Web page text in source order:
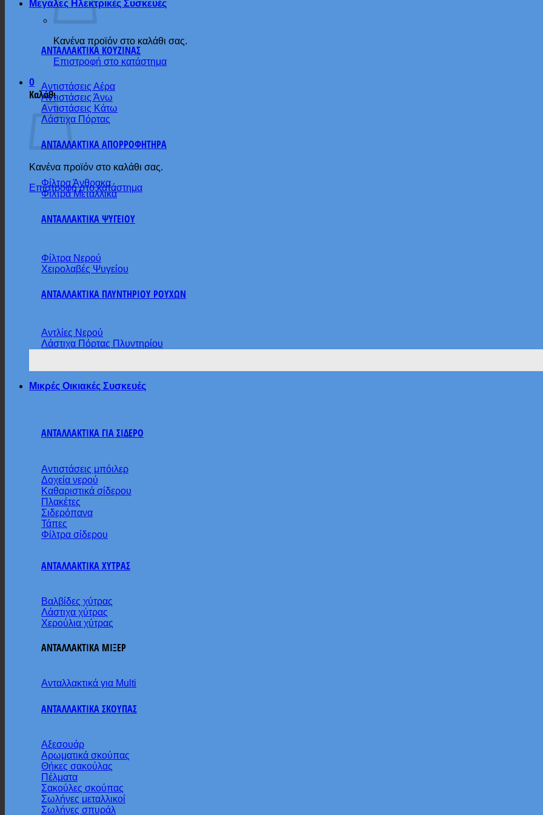
Κανένα προϊόν στο καλάθι σας.
Επιστροφή στο κατάστημα
0
Καλάθι
Κανένα προϊόν στο καλάθι σας.
Επιστροφή στο κατάστημα
Μεγάλες Ηλεκτρικές Συσκευές
ΑΝΤΑΛΛΑΚΤΙΚΑ ΚΟΥΖΙΝΑΣ
Αντιστάσεις Αέρα
Αντιστάσεις Άνω
Αντιστάσεις Κάτω
Λάστιχα Πόρτας
ΑΝΤΑΛΛΑΚΤΙΚΑ ΑΠΟΡΡΟΦΗΤΗΡΑ
Φίλτρα Άνθρακα
Φίλτρα Μεταλλικά
ΑΝΤΑΛΛΑΚΤΙΚΑ ΨΥΓΕΙΟΥ
Φίλτρα Νερού
Χειρολαβές Ψυγείου
ΑΝΤΑΛΛΑΚΤΙΚΑ ΠΛΥΝΤΗΡΙΟΥ ΡΟΥΧΩΝ
Αντλίες Νερού
Λάστιχα Πόρτας Πλυντηρίου
Μικρές Οικιακές Συσκευές
ΑΝΤΑΛΛΑΚΤΙΚΑ ΓΙΑ ΣΙΔΕΡΟ
Αντιστάσεις μπόιλερ
Δοχεία νερού
Καθαριστικά σίδερου
Πλακέτες
Σιδερόπανα
Τάπες
Φίλτρα σίδερου
ΑΝΤΑΛΛΑΚΤΙΚΑ ΧΥΤΡΑΣ
Βαλβίδες χύτρας
Λάστιχα χύτρας
Χερούλια χύτρας
ΑΝΤΑΛΛΑΚΤΙΚΑ ΜΙΞΕΡ
Ανταλλακτικά για Multi
ΑΝΤΑΛΛΑΚΤΙΚΑ ΣΚΟΥΠΑΣ
Αξεσουάρ
Αρωματικά σκούπας
Θήκες σακούλας
Πέλματα
Σακούλες σκούπας
Σωλήνες μεταλλικοί
Σωλήνες σπυράλ